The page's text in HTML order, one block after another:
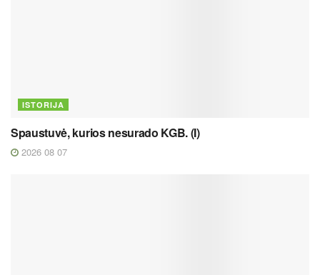
ISTORIJA
Spaustuvė, kurios nesurado KGB. (I)
2026 08 07